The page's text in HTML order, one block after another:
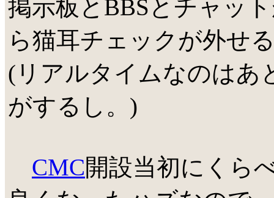
掲示板とBBSとチャッ
ら猫耳チェックが外せ
(リアルタイムなのはあ
がするし。)
CMC開設当初にくら